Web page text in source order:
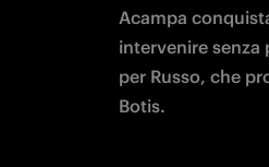
Acampa
intervenire senza
per Russo, che
Botis.